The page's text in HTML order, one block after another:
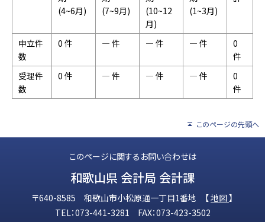
(4~6月)
(7~9月)
(10~12
月)
(1~3月)
申立件
数
0 件 ― 件 ― 件 ― 件
0
件
受理件
数
0 件 ― 件 ― 件 ― 件
0
件
このページの先頭へ
このページに関するお問い合わせは
和歌山県 会計局 会計課
〒640-8585 和歌山市小松原通一丁目1番地 【地図】
TEL：073-441-3281 FAX：073-423-3502